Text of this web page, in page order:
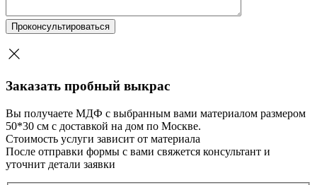
Заказать пробный выкрас
Вы получаете МДФ с выбранным вами материалом размером
50*30 см с доставкой на дом по Москве.
Стоимость услуги зависит от материала
После отправки формы с вами свяжется консультант и
уточнит детали заявки